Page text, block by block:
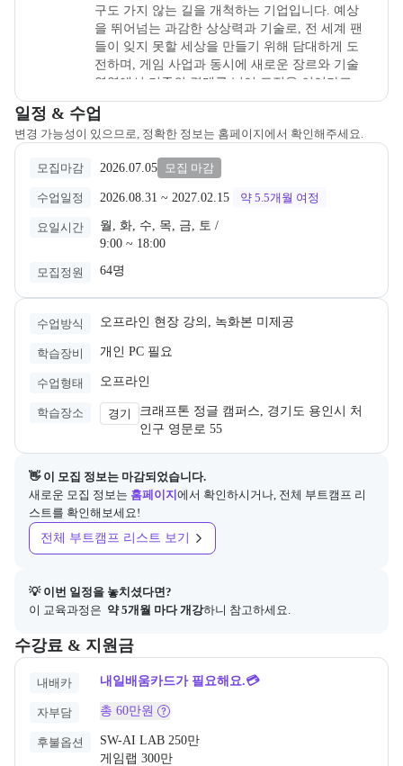
구도 가지 않는 길을 개척하는 기업입니다. 예상
을 뛰어넘는 과감한 상상력과 기술로, 전 세계 팬
들이 잊지 못할 세상을 만들기 위해 담대하게 도
전하며, 게임 사업과 동시에 새로운 장르와 기술
영역에서 기존의 경계를 넘어 도전을 이어가고
있습니다. 크래프톤 정글 캠퍼스는 크래프톤만
의 방식으로 사회적 책임을 다하고자 실천하고
있는 사회공헌(CSR) 활동으로 소프트웨어 인재
양성을 위해 설계·건립된 시설입니다. SW·AI, 게
임 개발, 게임 테크 등 다양한 압축 성장 커리큘
럼을 통해 미래의 기술 인재를 양성하고 있습니
일정 & 수업
변경 가능성이 있으므로, 정확한 정보는 홈페이지에서 확인해주세요.
교육과정 일정과 모집 상태에 따른 안내를 제공한다.
모집마감 2026.07.05 모집 마감
수업일정 2026.08.31 ~ 2027.02.15 약 5.5개월 여정
요일시간
월, 화, 수, 목, 금, 토 /
9:00 ~ 18:00
모집정원 64명
수업방식 오프라인 현장 강의, 녹화본 미제공
학습장비 개인 PC 필요
수업형태 오프라인
학습장소 경기
크래프톤 정글 캠퍼스, 경기도 용인시 처
인구 영문로 55
👋 이 모집 정보는 마감되었습니다.
새로운 모집 정보는 홈페이지 에서 확인하시거나, 전체 부트캠프 리
스트를 확인해보세요!
전체 부트캠프 리스트 보기
💡 이번 일정을 놓치셨다면?
이 교육과정은 약 5개월 마다 개강하니 참고하세요.
수강료 & 지원금
교육과정의 비용 및 결제 관련 정보를 안내한다. 필요 시 정부지원 과
내배카 내일배움카드가 필요해요.💳
자부담 총 60만원
후불옵션
SW-AI LAB 250만
게임랩 300만